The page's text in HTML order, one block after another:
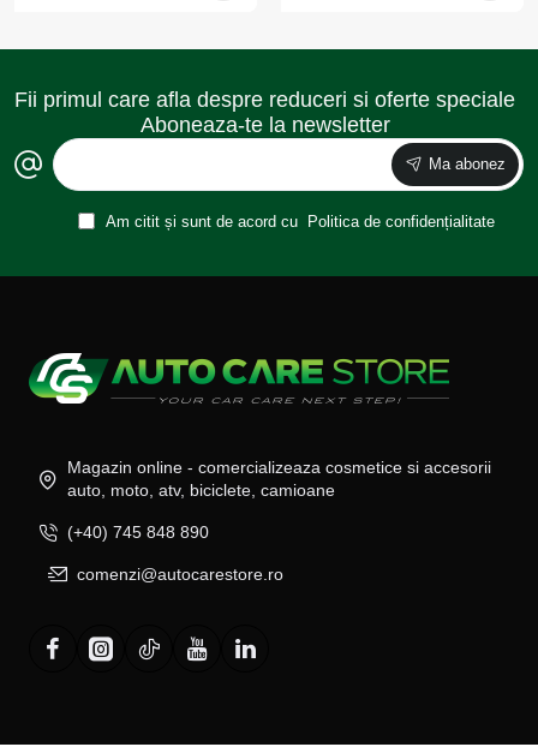
Fii primul care afla despre reduceri si oferte speciale
Aboneaza-te la newsletter
Ma abonez
Am citit și sunt de acord cu Politica de confidențialitate
Magazin online - comercializeaza cosmetice si accesorii
auto, moto, atv, biciclete, camioane
(+40) 745 848 890
comenzi@autocarestore.ro